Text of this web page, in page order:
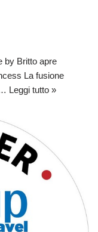
by Britto apre
La fusione
Leggi tutto »